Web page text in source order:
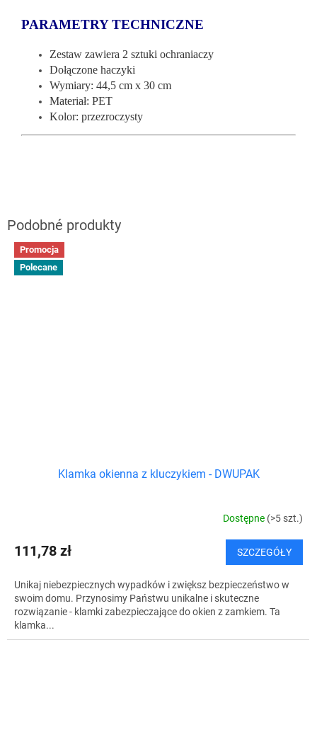
PARAMETRY TECHNICZNE
Zestaw zawiera 2 sztuki ochraniaczy
Dołączone haczyki
Wymiary: 44,5 cm x 30 cm
Materiał: PET
Kolor: przezroczysty
Promocja
Polecane
Klamka okienna z kluczykiem - DWUPAK
Dostępne (>5 szt.)
111,78 zł SZCZEGÓŁY
Unikaj niebezpiecznych wypadków i zwiększ bezpieczeństwo w
swoim domu. Przynosimy Państwu unikalne i skuteczne
rozwiązanie - klamki zabezpieczające do okien z zamkiem. Ta
klamka...